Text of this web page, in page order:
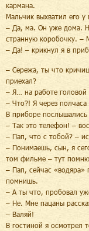
кармана.
Мальчик выхватил его у
– Да, ма. Он уже дома.
странную коробочку. –
– Да! – крикнул я в
– Сережа, ты что
приехал?
– Я… на работе головой
– Что?! Я через полчаса
В приборе послышались
– Так это телефон! –
– Пап, что с тобой? –
– Понимаешь, сын, я
том фильме – тут
– Пап, сейчас «водяра»
помнишь.
– А ты что, пробовал
– Не. Мне пацаны
– Валяй!
В гостиной я осмотрел